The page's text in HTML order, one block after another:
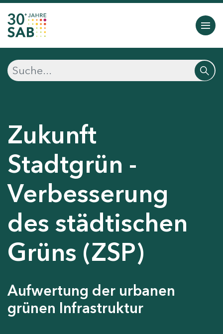
Zukunft
Stadtgrün -
Verbesserung
des städtischen
Grüns (ZSP)
Aufwertung der urbanen
grünen Infrastruktur